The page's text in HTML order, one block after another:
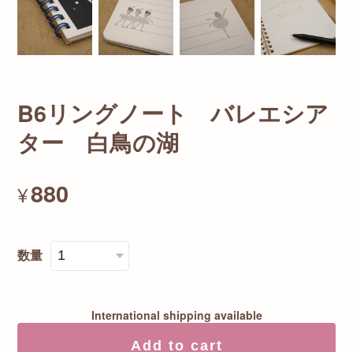
B6リングノート バレエシア
ター 白鳥の湖
¥880
数量
International shipping available
Add to cart